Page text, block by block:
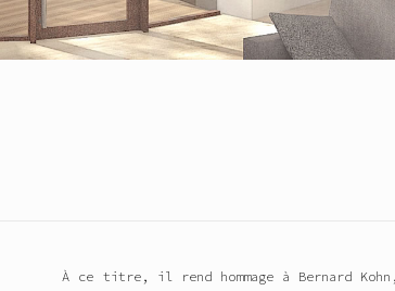
À ce titre, il rend hommage à Bernard